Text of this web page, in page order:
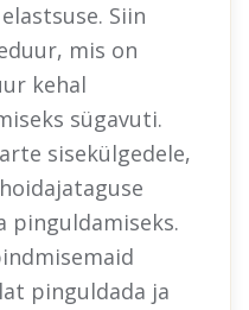
Siin
mis on
kehal
sügavuti.
sisekülgedele,
pinguldamiseks.
pinguldada ja